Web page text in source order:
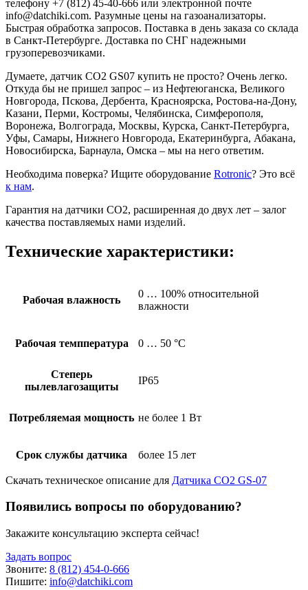
телефону +7 (812) 45-40-666 или электронной почте
info@datchiki.com. Разумные цены на газоанализаторы.
Быстрая обработка запросов. Поставка в день заказа со склада
в Санкт-Петербурге. Доставка по СНГ надежными
грузоперевозчиками.
Думаете, датчик СО2 GS07 купить не просто? Очень легко.
Откуда бы не пришел запрос – из Нефтеюганска, Великого
Новгорода, Пскова, Дербента, Красноярска, Ростова-на-Дону,
Казани, Перми, Костромы, Челябинска, Симферополя,
Воронежа, Волгограда, Москвы, Курска, Санкт-Петербурга,
Уфы, Самары, Нижнего Новгорода, Екатеринбурга, Абакана,
Новосибирска, Барнаула, Омска – мы на него ответим.
Необходима поверка? Ищите оборудование Rotronic? Это всё
к нам.
Гарантия на датчики СО2, расширенная до двух лет – залог
качества поставляемых нами изделий.
Технические характеристики:
Рабочая влажность
0 … 100% относительной
влажности
Рабочая темппература 0 … 50 °C
Степерь
пылевлагозащиты
IP65
Потребляемая мощность не более 1 Вт
Срок службы датчика более 15 лет
Скачать техническое описание для Датчика СО2 GS-07
Появились вопросы по оборудованию?
Закажите консультацию эксперта сейчас!
Задать вопрос
Звоните: 8 (812) 454-0-666
Пишите: info@datchiki.com